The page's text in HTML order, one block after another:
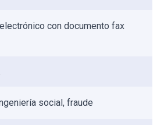
con documento fax
social, fraude